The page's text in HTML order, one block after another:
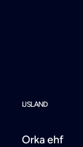
IJSLAND
Orka ehf